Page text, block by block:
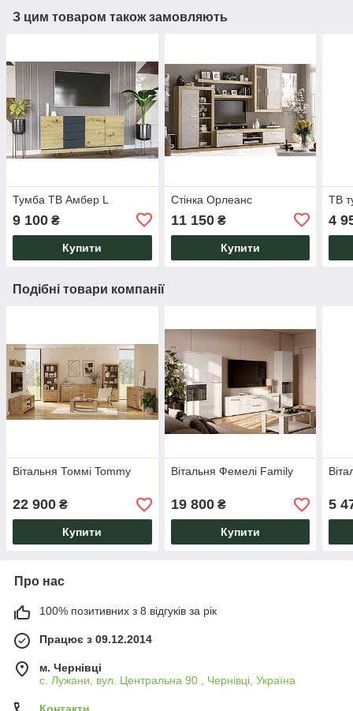
З цим товаром також замовляють
Тумба ТВ Амбер L
9 100 ₴
Купити
Стінка Орлеанс
11 150₴
Купити
ТВ
4
Подібні товари компанії
Вітальня Томмі Tommy
22 900 ₴
Купити
Вітальня Фемелі Family
19 800₴
Купити
5
Про нас
100% позитивних з 8 відгуків за рік
Працює з 09.12.2014
м. Чернівці
с. Лужани, вул. Центральна 90 , Чернівці, Україна